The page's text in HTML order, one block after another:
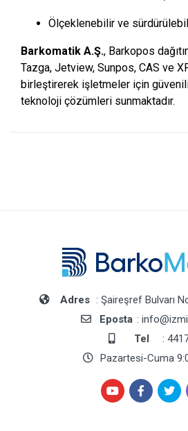
Ölçeklenebilir ve
Barkomatik A.Ş., Barkopos
Tazga, Jetview, Sunpos, CAS ve
birleştirerek işletmeler için
teknoloji çözümleri sunmaktadır.
Adres : Şaireşref Bulvarı
Eposta :
Tel
:
Pazartesi-Cuma